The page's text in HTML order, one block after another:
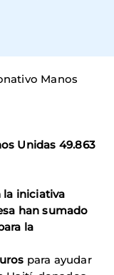
Manos
Unidas 49.863
la iniciativa
han sumado
la
para ayudar